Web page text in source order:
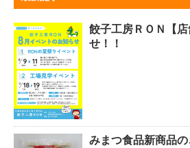
餃子工房ＲＯＮ【
せ！！
みまつ食品新商品の